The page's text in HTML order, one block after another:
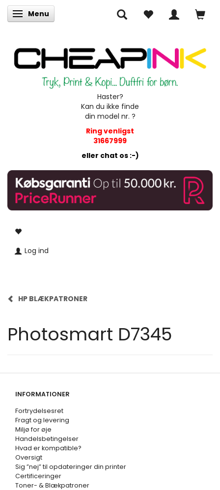
Skifte navigation
Menu
Haster?
Kan du ikke finde
din model nr. ?
Ring venligst
31667999
eller chat os :-)
Log ind
HP BLÆKPATRONER
Photosmart D7345
INFORMATIONER
Fortrydelsesret
Fragt og levering
Miljø for øje
Handelsbetingelser
Hvad er kompatible?
Oversigt
Sig ”nej” til opdateringer din printer
Certificeringer
Toner- & Blækpatroner